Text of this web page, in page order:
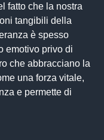
fatto che la nostra
tangibili della
è spesso
emotivo privo di
che abbracciano la
una forza vitale,
e permette di